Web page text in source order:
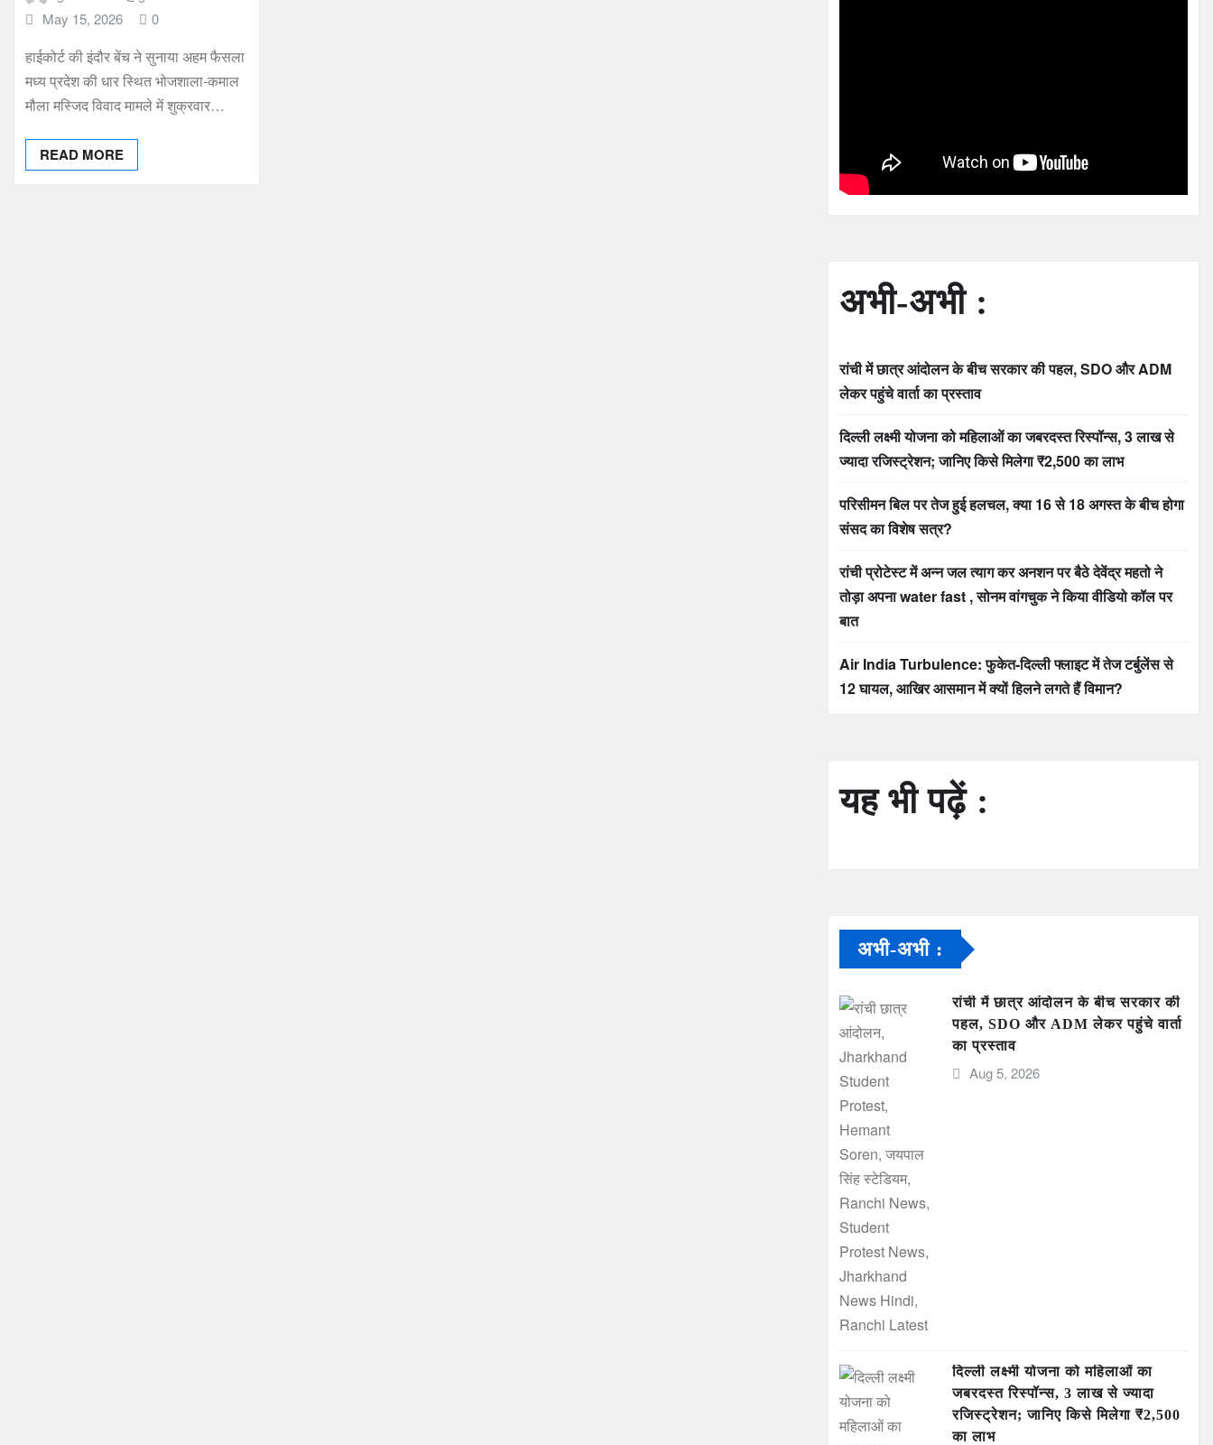
May 15, 2026
0
हाईकोर्ट की इंदौर बेंच ने सुनाया अहम फैसला
मध्य प्रदेश की धार स्थित भोजशाला-कमाल
मौला मस्जिद विवाद मामले में शुक्रवार…
READ MORE
अभी-अभी :
रांची में छात्र आंदोलन के बीच सरकार की पहल, SDO और ADM
लेकर पहुंचे वार्ता का प्रस्ताव
दिल्ली लक्ष्मी योजना को महिलाओं का जबरदस्त रिस्पॉन्स, 3 लाख से
ज्यादा रजिस्ट्रेशन; जानिए किसे मिलेगा ₹2,500 का लाभ
परिसीमन बिल पर तेज हुई हलचल, क्या 16 से 18 अगस्त के बीच होगा
संसद का विशेष सत्र?
रांची प्रोटेस्ट में अन्न जल त्याग कर अनशन पर बैठे देवेंद्र महतो ने
तोड़ा अपना water fast , सोनम वांगचुक ने किया वीडियो कॉल पर
बात
Air India Turbulence: फुकेत-दिल्ली फ्लाइट में तेज टर्बुलेंस से
12 घायल, आखिर आसमान में क्यों हिलने लगते हैं विमान?
यह भी पढ़ें :
अभी-अभी :
रांची में छात्र आंदोलन के बीच सरकार की
पहल, SDO और ADM लेकर पहुंचे वार्ता
का प्रस्ताव
Aug 5, 2026
दिल्ली लक्ष्मी योजना को महिलाओं का
जबरदस्त रिस्पॉन्स, 3 लाख से ज्यादा
रजिस्ट्रेशन; जानिए किसे मिलेगा ₹2,500
का लाभ